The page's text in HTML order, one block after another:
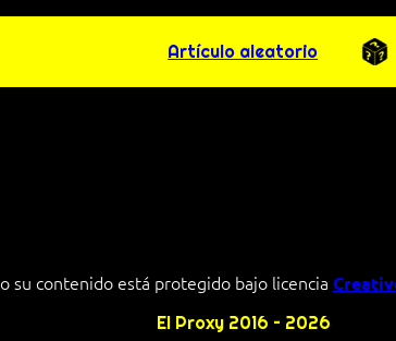
Artículo aleatorio
su contenido está protegido bajo licencia
El Proxy 2016 – 2026